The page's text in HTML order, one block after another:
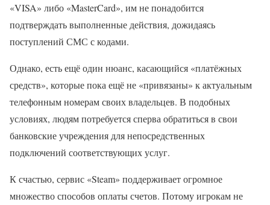
«VISA» либо «MasterCard», им не понадобится
подтверждать выполненные действия, дожидаясь
поступлений СМС с кодами.
Однако, есть ещё один нюанс, касающийся «платёжных
средств», которые пока ещё не «привязаны» к актуальным
телефонным номерам своих владельцев. В подобных
условиях, людям потребуется сперва обратиться в свои
банковские учреждения для непосредственных
подключений соответствующих услуг.
К счастью, сервис «Steam» поддерживает огромное
множество способов оплаты счетов. Потому игрокам не